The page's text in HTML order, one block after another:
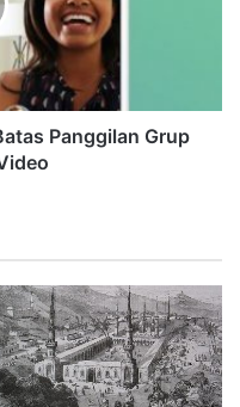
Panggilan Grup